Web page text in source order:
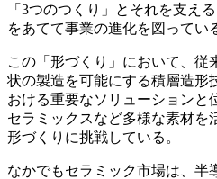
「3つのつくり」とそれを支え
をあてて事業の進化を図ってい
この「形づくり」において、従
状の製造を可能にする積層造形
おける重要なソリューションと
セラミックスなど多様な素材を
形づくりに挑戦している。
なかでもセラミック市場は、半